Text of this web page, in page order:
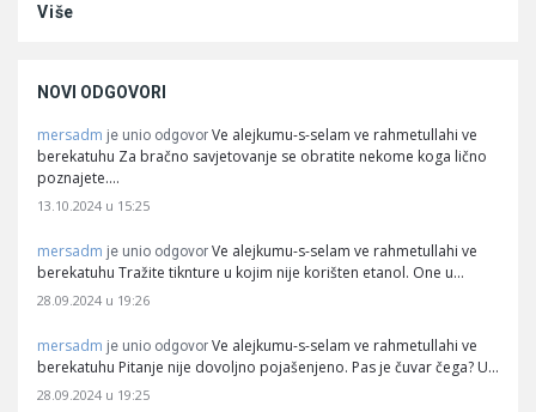
Više
NOVI ODGOVORI
mersadm je unio odgovor Ve alejkumu-s-selam ve rahmetullahi ve
berekatuhu Za bračno savjetovanje se obratite nekome koga lično
poznajete.…
13.10.2024 u 15:25
mersadm je unio odgovor Ve alejkumu-s-selam ve rahmetullahi ve
berekatuhu Tražite tiknture u kojim nije korišten etanol. One u…
28.09.2024 u 19:26
mersadm je unio odgovor Ve alejkumu-s-selam ve rahmetullahi ve
berekatuhu Pitanje nije dovoljno pojašenjeno. Pas je čuvar čega? U…
28.09.2024 u 19:25